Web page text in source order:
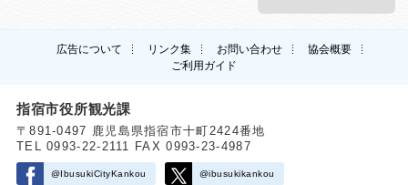
広告について リンク集 お問い合わせ
協会概要
ご利用ガイド
指宿市役所観光課
〒891-0497 鹿児島県指宿市十町2424番地
TEL 0993-22-2111 FAX 0993-23-4987
@IbusukiCityKankou @ibusukikankou